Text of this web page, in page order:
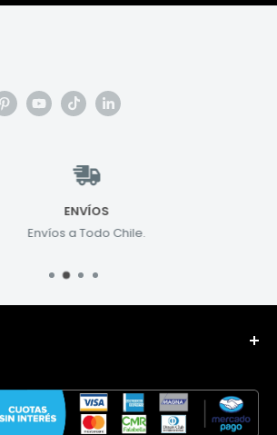
ENVÍOS
Envíos a Todo Chile.
superiores para las industrias de
Construcción y Agricultura.